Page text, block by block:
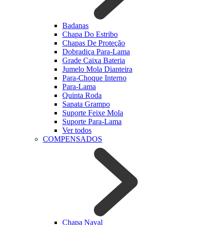
Badanas
Chapa Do Estribo
Chapas De Proteção
Dobradiça Para-Lama
Grade Caixa Bateria
Jumelo Mola Dianteira
Para-Choque Interno
Para-Lama
Quinta Roda
Sapata Grampo
Suporte Feixe Mola
Suporte Para-Lama
Ver todos
COMPENSADOS
Chapa Naval